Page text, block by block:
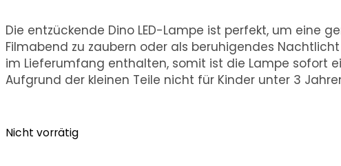
Die entzückende Dino LED-Lampe ist perfekt, um eine
Filmabend zu zaubern oder als beruhigendes
im Lieferumfang enthalten, somit ist die Lampe sofort
Aufgrund der kleinen Teile nicht für Kinder unter 3
Nicht vorrätig